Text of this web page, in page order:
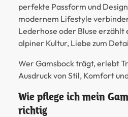
perfekte Passform und
modernem Lifestyle
Lederhose oder Bluse erzählt
alpiner Kultur, Liebe zum
Wer Gamsbock trägt, erlebt
Ausdruck von Stil, Komfort
Wie pflege ich mein
richtig